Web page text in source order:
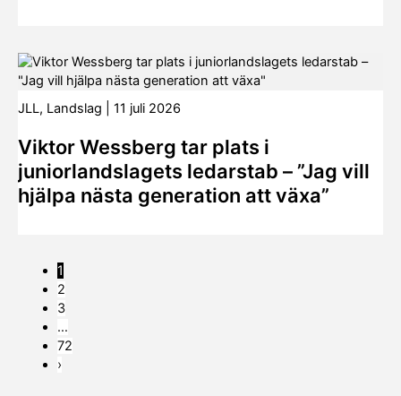
JLL, Landslag 11 juli 2026
Viktor Wessberg tar plats i
juniorlandslagets ledarstab – ”Jag vill
hjälpa nästa generation att växa”
1
2
3
…
72
›